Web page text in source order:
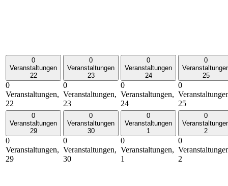
0
Veranstaltungen
22
0
Veranstaltungen,
22
0
Veranstaltungen
23
0
Veranstaltungen,
23
0
Veranstaltungen
24
0
Veranstaltungen,
24
0
25
0
25
0
Veranstaltungen
29
0
Veranstaltungen,
29
0
Veranstaltungen
30
0
Veranstaltungen,
30
0
Veranstaltungen
1
0
Veranstaltungen,
1
0
2
0
2